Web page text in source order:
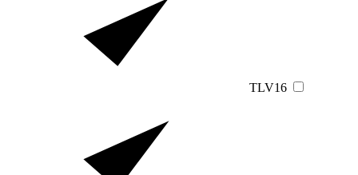
TLV16